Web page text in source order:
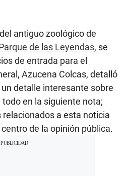
antiguo zoológico de
de las Leyendas, se
de entrada para el
Azucena Colcas, detalló
detalle interesante sobre
en la siguiente nota;
a esta noticia
de la opinión pública.